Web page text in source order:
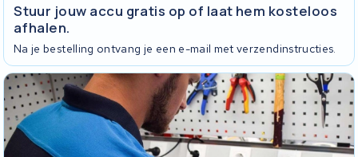
Stuur jouw accu gratis op of laat hem kosteloos
afhalen.
Na je bestelling ontvang je een e-mail met verzendinstructies.